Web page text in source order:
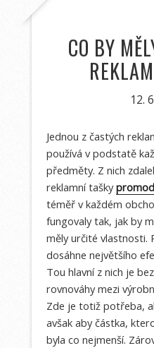
CO BY
12.
Jednou z častých
používá v podstatě
předměty. Z nich
reklamní tašky
téměř v každém
fungovaly tak, jak by
měly určité vlastnosti.
dosáhne největšího
Tou hlavní z nich je
rovnováhy mezi
Zde je totiž potřeba,
avšak aby částka,
byla co nejmenší.